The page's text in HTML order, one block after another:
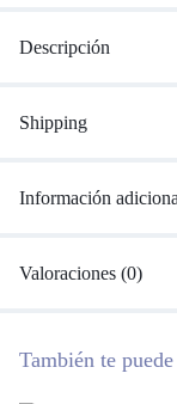
Descripción
Shipping
Información
Valoraciones (0)
También te